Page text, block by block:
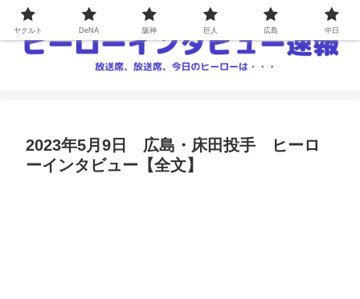
2023年5月9日 広島・床田投手 ヒーロ
ーインタビュー【全文】
ヤクルト DeNA 阪神 巨人 広島 中日